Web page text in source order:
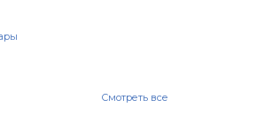
Смотреть все